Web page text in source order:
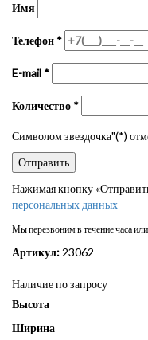
Имя
Телефон *
E-mail *
Количество *
Символом звездочка"(*)
Нажимая кнопку
персональных данных
Мы перезвоним в течение часа
Артикул: 23062
Наличие по запросу
Высота
Ширина